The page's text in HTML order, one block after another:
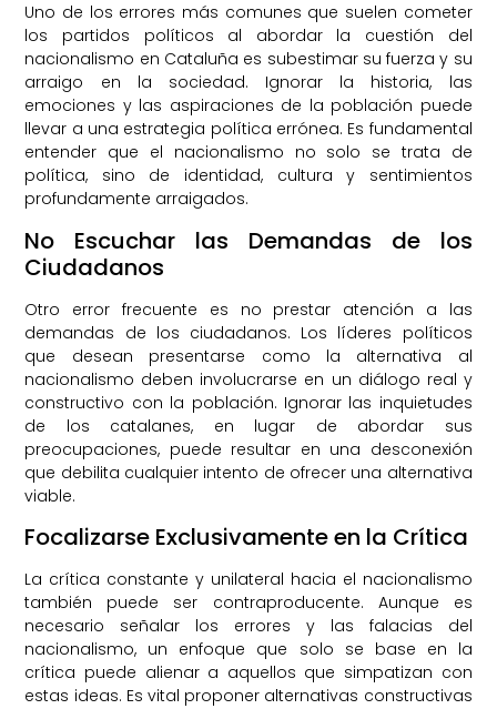
Uno de los errores más comunes que suelen cometer
los partidos políticos al abordar la cuestión del
nacionalismo en Cataluña es subestimar su fuerza y su
arraigo en la sociedad. Ignorar la historia, las
emociones y las aspiraciones de la población puede
llevar a una estrategia política errónea. Es fundamental
entender que el nacionalismo no solo se trata de
política, sino de identidad, cultura y sentimientos
profundamente arraigados.
No Escuchar las Demandas de los
Ciudadanos
Otro error frecuente es no prestar atención a las
demandas de los ciudadanos. Los líderes políticos
que desean presentarse como la alternativa al
nacionalismo deben involucrarse en un diálogo real y
constructivo con la población. Ignorar las inquietudes
de los catalanes, en lugar de abordar sus
preocupaciones, puede resultar en una desconexión
que debilita cualquier intento de ofrecer una alternativa
viable.
Focalizarse Exclusivamente en la Crítica
La crítica constante y unilateral hacia el nacionalismo
también puede ser contraproducente. Aunque es
necesario señalar los errores y las falacias del
nacionalismo, un enfoque que solo se base en la
crítica puede alienar a aquellos que simpatizan con
estas ideas. Es vital proponer alternativas constructivas